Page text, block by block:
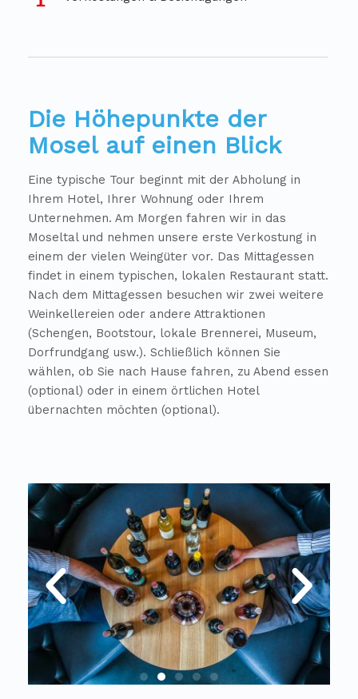
Die Höhepunkte der
Mosel auf einen Blick
Eine typische Tour beginnt mit der Abholung in
Ihrem Hotel, Ihrer Wohnung oder Ihrem
Unternehmen. Am Morgen fahren wir in das
Moseltal und nehmen unsere erste Verkostung in
einem der vielen Weingüter vor. Das Mittagessen
findet in einem typischen, lokalen Restaurant statt.
Nach dem Mittagessen besuchen wir zwei weitere
Weinkellereien oder andere Attraktionen
(Schengen, Bootstour, lokale Brennerei, Museum,
Dorfrundgang usw.). Schließlich können Sie
wählen, ob Sie nach Hause fahren, zu Abend essen
(optional) oder in einem örtlichen Hotel
übernachten möchten (optional).